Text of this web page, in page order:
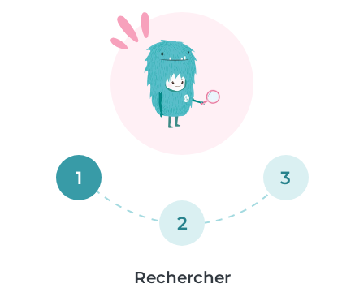
1
2
3
Rechercher